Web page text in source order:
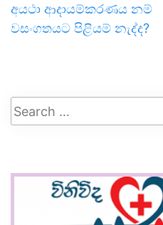
අයථා ආදායම්කරණය නම්
වසංගතයට පිළියම් නැද්ද?